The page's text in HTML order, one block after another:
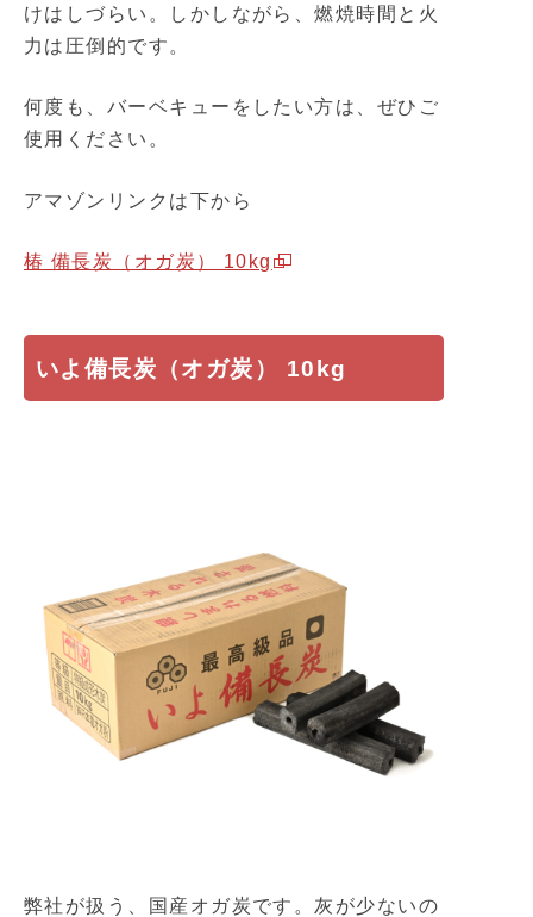
けはしづらい。しかしながら、燃焼時間と火
力は圧倒的です。
何度も、バーベキューをしたい方は、ぜひご
使用ください。
アマゾンリンクは下から
椿 備長炭（オガ炭） 10kg
いよ備長炭（オガ炭） 10kg
弊社が扱う、国産オガ炭です。灰が少ないの